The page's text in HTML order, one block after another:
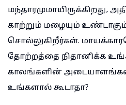
மந்தாரமுமாயிருக்கிறது,
காற்றும் மழையும்
சொல்லுகிறீர்கள்.
தோற்றத்தை நிதானிக்க
காலங்களின்
உங்களால் கூடாதா?